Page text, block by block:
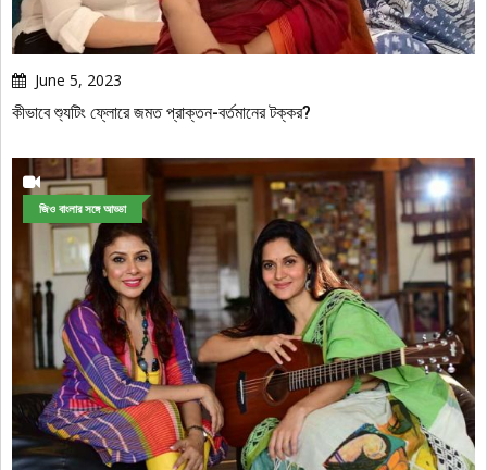
June 5, 2023
কীভাবে শ্যুটিং ফ্লোরে জমত প্রাক্তন-বর্তমানের টক্কর?
জিও বাংলার সঙ্গে আড্ডা